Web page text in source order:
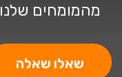
מהמומחים שלנו
שאלו שאלה